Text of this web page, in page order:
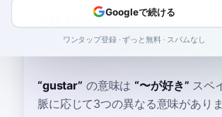
gustar
goos-TAR ɡusˈtaɾ
“gustar” の意味は “〜が好き” スペ
脈に応じて3つの異なる意味があり
Googleで続ける
ワンタップ登録 · ずっと無料 · スパムなし